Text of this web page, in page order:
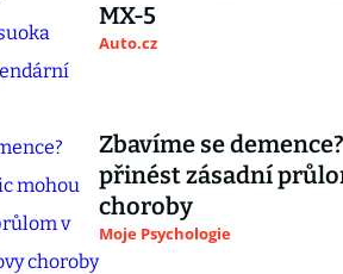
MX-5
Auto.cz
Zbavíme se
přinést zásadní
choroby
Moje Psychologie